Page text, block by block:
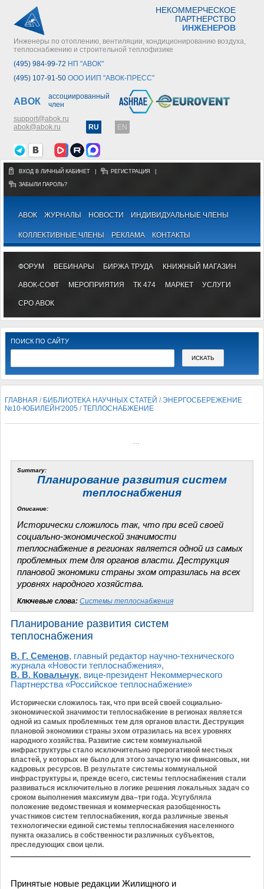
НЕКОММЕРЧЕСКОЕ
ПАРТНЕРСТВО
ИНЖЕНЕРОВ
Инженеры по отоплению, вентиляции, кондиционированию воздуха,
теплоснабжению и строительной теплофизике
(495) 984-99-72 НП "АВОК"
(495) 107-91-50 ООО ИИП "АВОК-ПРЕСС"
АВОК
ассоциированный
член
support@abok.ru
abok@abok.ru
RU EN
ВХОД В ЛИЧНЫЙ КАБИНЕТ РЕГИСТРАЦИЯ
ЗАБЫЛИ ПАРОЛЬ?
АВОК ЖУРНАЛЫ НОВОСТИ ИНДИВИДУАЛЬНЫЕ ЧЛЕНЫ
КОЛЛЕКТИВНЫЕ ЧЛЕНЫ РЕКЛАМА КОНТАКТЫ
ФОРУМ ВЕБИНАРЫ БИРЖА ТРУДА КНИЖНЫЙ МАГАЗИН
АВОК-СОФТ МЕРОПРИЯТИЯ ТК 474 МАРКЕТ УСЛУГИ
СРО АВОК
ПОИСК ПО САЙТУ
ГЛАВНАЯ / БИБЛИОТЕКА НАУЧНЫХ СТАТЕЙ /ЭНЕРГОСБЕРЕЖЕНИЕ
№10-ЮБИЛЕЙН'2005 /ТЕПЛОСНАБЖЕНИЕ
Summary:
Планирование развития систем
теплоснабжения
Описание:
Исторически сложилось так, что при всей своей
социально-экономической значимости
теплоснабжение в регионах является одной из самых
проблемных тем для органов власти. Деструкция
плановой экономики страны эхом отразилась на всех
уровнях народного хозяйства.
Ключевые слова: Системы теплоснабжения
Планирование развития систем
теплоснабжения
В. Г. Семенов, главный редактор научно-технического
журнала «Новости теплоснабжения»,
В. В. Ковальчук, вице-президент Некоммерческого
Партнерства «Российское теплоснабжение»
Исторически сложилось так, что при всей своей социально-
экономической значимости теплоснабжение в регионах является
одной из самых проблемных тем для органов власти. Деструкция
плановой экономики страны эхом отразилась на всех уровнях
народного хозяйства. Развитие систем коммунальной
инфраструктуры стало исключительно прерогативой местных
властей, у которых не было для этого зачастую ни финансовых, ни
кадровых ресурсов. В результате системы коммунальной
инфраструктуры и, прежде всего, системы теплоснабжения стали
развиваться исключительно в логике решения локальных задач со
сроком выполнения максимум два–три года. Усугубляла
положение ведомственная и коммерческая разобщенность
участников систем теплоснабжения, когда различные звенья
технологически единой системы теплоснабжения населенного
пункта оказались в собственности различных субъектов,
преследующих свои цели.
Принятые новые редакции Жилищного и